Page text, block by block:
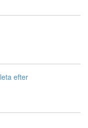
leta efter